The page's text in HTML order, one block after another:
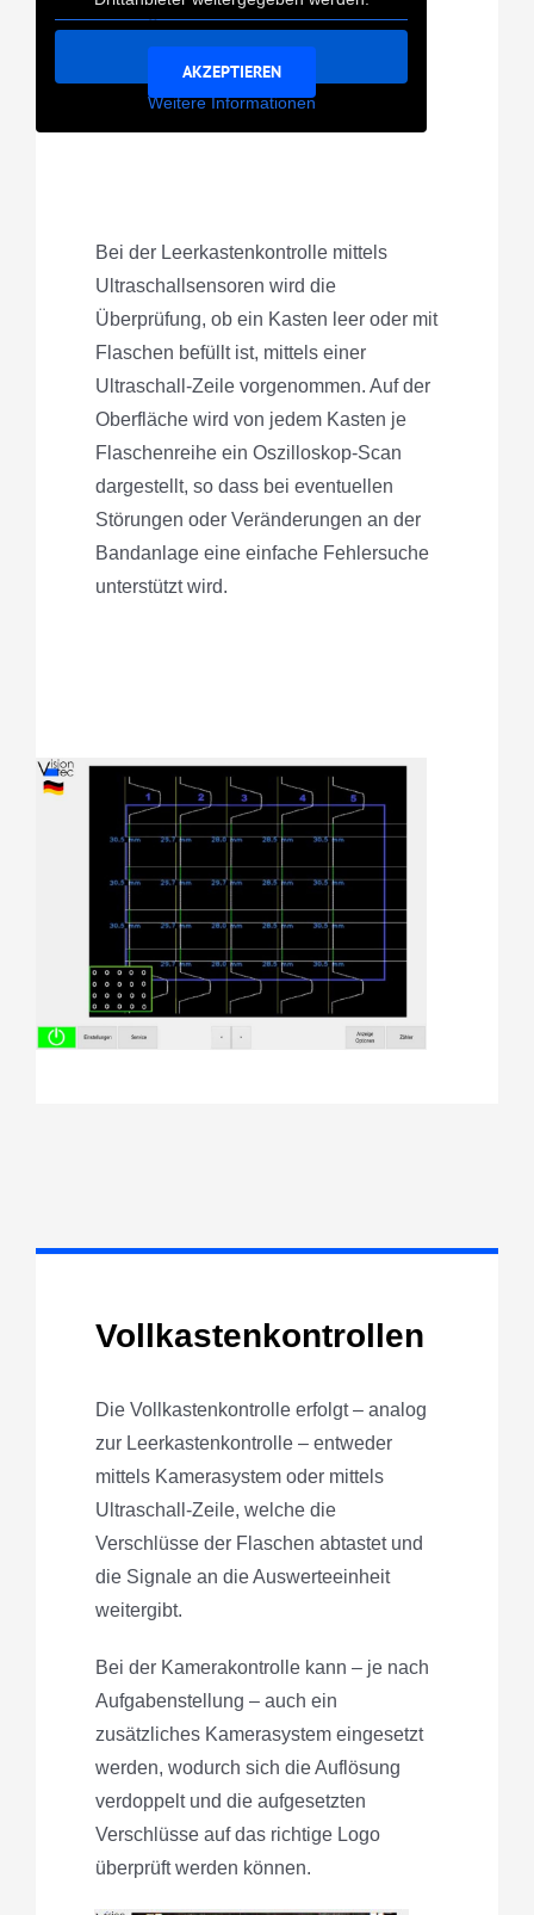
Weitere Informationen
geladen zu werden.
AKZEPTIEREN
Bei der Leerkastenkontrolle mittels
Ultraschallsensoren wird die
Überprüfung, ob ein Kasten leer oder mit
Flaschen befüllt ist, mittels einer
Ultraschall-Zeile vorgenommen. Auf der
Oberfläche wird von jedem Kasten je
Flaschenreihe ein Oszilloskop-Scan
dargestellt, so dass bei eventuellen
Störungen oder Veränderungen an der
Bandanlage eine einfache Fehlersuche
unterstützt wird.
Vollkastenkontrollen
Die Vollkastenkontrolle erfolgt – analog
zur Leerkastenkontrolle – entweder
mittels Kamerasystem oder mittels
Ultraschall-Zeile, welche die
Verschlüsse der Flaschen abtastet und
die Signale an die Auswerteeinheit
weitergibt.
Bei der Kamerakontrolle kann – je nach
Aufgabenstellung – auch ein
zusätzliches Kamerasystem eingesetzt
werden, wodurch sich die Auflösung
verdoppelt und die aufgesetzten
Verschlüsse auf das richtige Logo
überprüft werden können.